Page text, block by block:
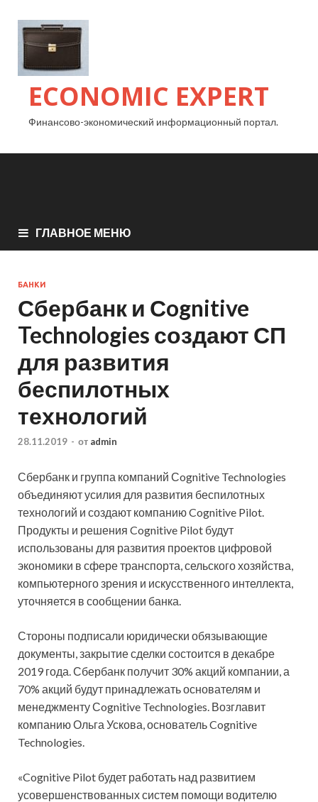
ECONOMIC EXPERT
Финансово-экономический информационный портал.
ГЛАВНОЕ МЕНЮ
БАНКИ
Сбербанк и Сognitive
Technologies создают СП
для развития
беспилотных
технологий
28.11.2019 - от admin
Сбербанк и группа компаний Сognitive Technologies
объединяют усилия для развития беспилотных
технологий и создают компанию Cognitive Pilot.
Продукты и решения Cognitive Pilot будут
использованы для развития проектов цифровой
экономики в сфере транспорта, сельского хозяйства,
компьютерногозрения и искусственного интеллекта,
уточняется в сообщении банка.
Стороны подписали юридически обязывающие
документы, закрытие сделки состоится в декабре
2019 года. Сбербанк получит 30% акций компании, а
70% акций будут принадлежать основателям и
менеджменту Сognitive Technologies. Возглавит
компанию Ольга Ускова, основатель Cognitive
Technologies.
«Cognitive Pilot будет работать над развитием
усовершенствованных систем помощи водителю